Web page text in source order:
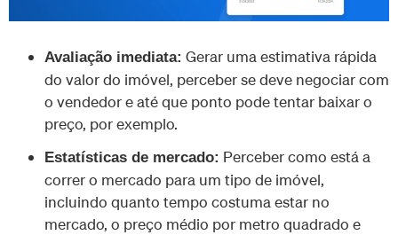
Avaliação imediata: Gerar uma estimativa rápida
do valor do imóvel, perceber se deve negociar com
o vendedor e até que ponto pode tentar baixar o
preço, por exemplo.
Estatísticas de mercado: Perceber como está a
correr o mercado para um tipo de imóvel,
incluindo quanto tempo costuma estar no
mercado, o preço médio por metro quadrado e